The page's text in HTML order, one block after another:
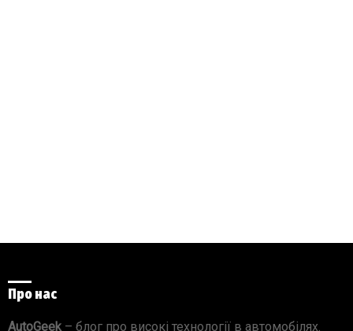
Про нас
AutoGeek– блог про високі технології в автомобілях.